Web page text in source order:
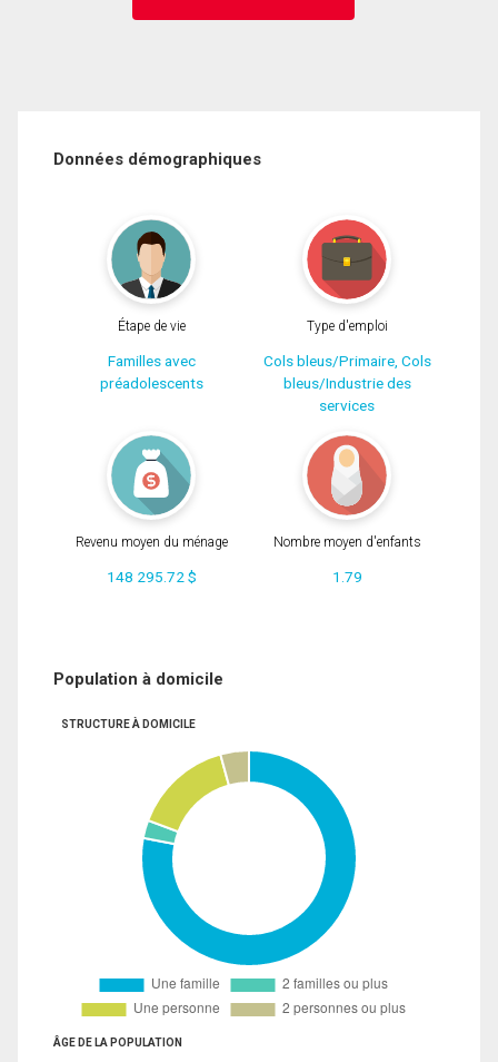
Données démographiques
Étape de vie
Familles avec
préadolescents
Type d'emploi
Cols bleus/Primaire, Cols
bleus/Industrie des
services
Revenu moyen du ménage
148 295.72 $
Nombre moyen d'enfants
1.79
Population à domicile
STRUCTURE À DOMICILE
ÂGE DE LA POPULATION